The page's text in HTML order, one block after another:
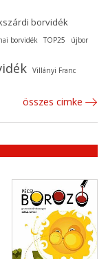
borvidék
borvidék TOP25 újbor
Villányi Franc
összes cimke